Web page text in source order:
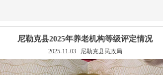
尼勒克县2025年养老机构等级评定情况
2025-11-03 尼勒克县民政局